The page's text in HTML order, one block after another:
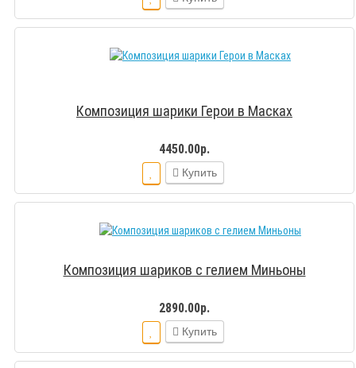
Композиция шарики Герои в Масках
4450.00р.
Купить
Композиция шариков с гелием Миньоны
2890.00р.
Купить